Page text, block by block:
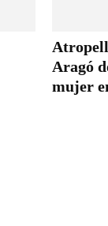
Aragó
mujer